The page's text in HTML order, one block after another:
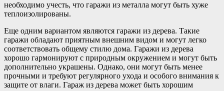
необходимо учесть, что гаражи из металла могут быть хуже
теплоизолированы.
Еще одним вариантом являются гаражи из дерева. Такие
гаражи обладают приятным внешним видом и могут легко
соответствовать общему стилю дома. Гаражи из дерева
хорошо гармонируют с природным окружением и могут быть
дополнительно украшены. Однако, они могут быть менее
прочными и требуют регулярного ухода и особого внимания к
защите от влаги. Гараж из дерева может быть хорошим